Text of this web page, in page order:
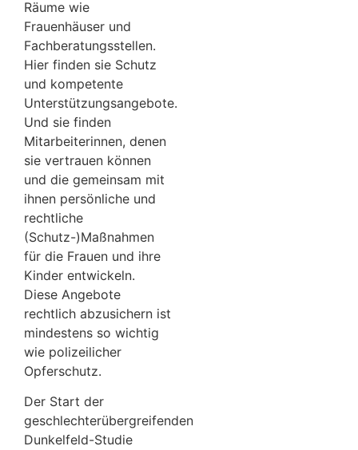
Räume wie
Frauenhäuser und
Fachberatungsstellen.
Hier finden sie Schutz
und kompetente
Unterstützungsangebote.
Und sie finden
Mitarbeiterinnen, denen
sie vertrauen können
und die gemeinsam mit
ihnen persönliche und
rechtliche
(Schutz-)Maßnahmen
für die Frauen und ihre
Kinder entwickeln.
Diese Angebote
rechtlich abzusichern ist
mindestens so wichtig
wie polizeilicher
Opferschutz.
Der Start der
geschlechterübergreifenden
Dunkelfeld-Studie